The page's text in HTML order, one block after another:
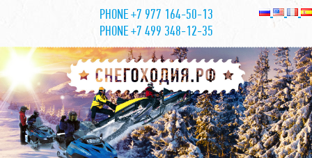
PHONE +7 977 164-50-13
PHONE +7 499 348-12-35